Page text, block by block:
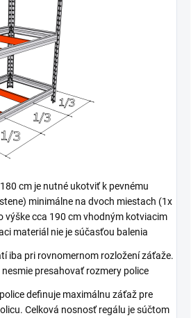
cm je nutné ukotviť k pevnému
minimálne na dvoch miestach (1x
výške cca 190 cm vhodným kotviacim
materiál nie je súčasťou balenia
iba pri rovnomernom rozložení záťaže.
presahovať rozmery police
definuje maximálnu záťaž pre
Celková nosnosť regálu je súčtom